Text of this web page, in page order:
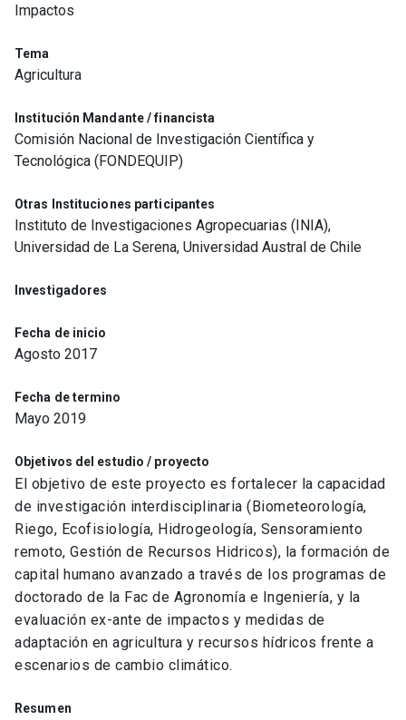
Impactos
Tema
Agricultura
Institución Mandante / financista
Comisión Nacional de Investigación Científica y
Tecnológica (FONDEQUIP)
Otras Instituciones participantes
Instituto de Investigaciones Agropecuarias (INIA),
Universidad de La Serena, Universidad Austral de Chile
Investigadores
Fecha de inicio
Agosto 2017
Fecha de termino
Mayo 2019
Objetivos del estudio / proyecto
El objetivo de este proyecto es fortalecer la capacidad
de investigación interdisciplinaria (Biometeorología,
Riego, Ecofisiología, Hidrogeología, Sensoramiento
remoto, Gestión de Recursos Hidricos), la formación de
capital humano avanzado a través de los programas de
doctorado de la Fac de Agronomía e Ingeniería, y la
evaluación ex-ante de impactos y medidas de
adaptación en agricultura y recursos hídricos frente a
escenarios de cambio climático.
Resumen